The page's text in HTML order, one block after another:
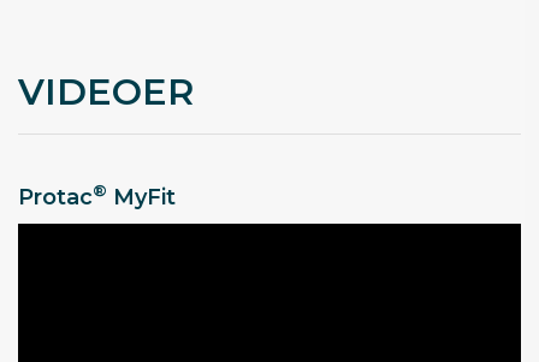
VIDEOER
Protac® MyFit